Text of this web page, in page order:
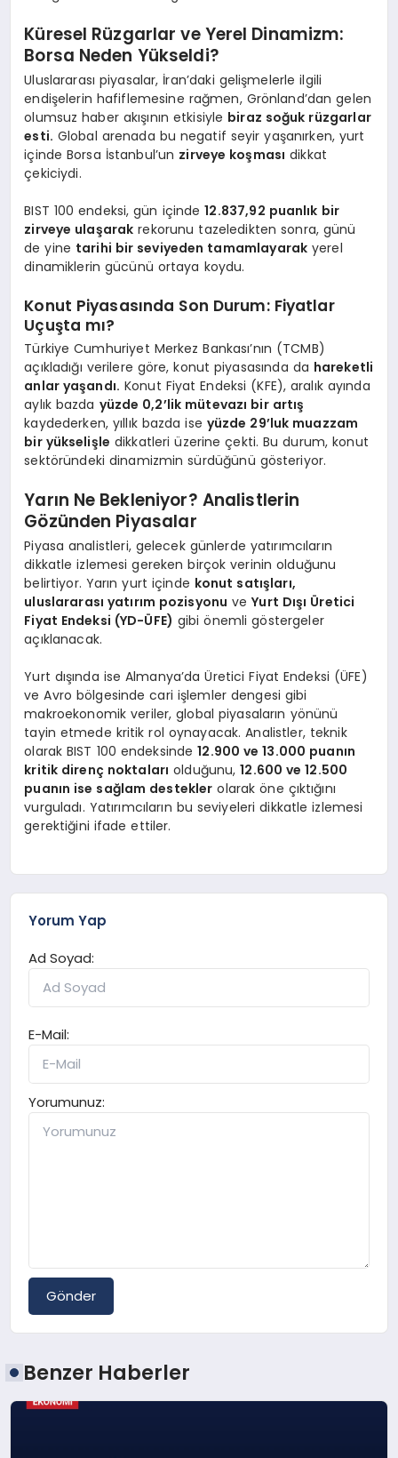
Küresel Rüzgarlar ve Yerel Dinamizm:
Borsa Neden Yükseldi?
Uluslararası piyasalar, İran’daki gelişmelerle ilgili
endişelerin hafiflemesine rağmen, Grönland’dan gelen
olumsuz haber akışının etkisiyle biraz soğuk rüzgarlar
esti. Global arenada bu negatif seyir yaşanırken, yurt
içinde Borsa İstanbul’un zirveye koşması dikkat
çekiciydi.
BIST 100 endeksi, gün içinde12.837,92 puanlık bir
zirveye ulaşarak rekorunu tazeledikten sonra, günü
de yine tarihi bir seviyeden tamamlayarak yerel
dinamiklerin gücünü ortaya koydu.
Konut Piyasasında Son Durum: Fiyatlar
Uçuşta mı?
Türkiye Cumhuriyet Merkez Bankası’nın (TCMB)
açıkladığı verilere göre, konut piyasasında da hareketli
anlar yaşandı. Konut Fiyat Endeksi (KFE), aralık ayında
aylık bazda yüzde 0,2’lik mütevazı bir artış
kaydederken, yıllık bazda ise yüzde 29’luk muazzam
bir yükselişle dikkatleri üzerine çekti. Bu durum, konut
sektöründeki dinamizmin sürdüğünü gösteriyor.
Yarın Ne Bekleniyor? Analistlerin
Gözünden Piyasalar
Piyasa analistleri, gelecek günlerde yatırımcıların
dikkatle izlemesi gereken birçok verinin olduğunu
belirtiyor. Yarın yurt içinde konut satışları,
uluslararası yatırım pozisyonu veYurt Dışı Üretici
Fiyat Endeksi (YD-ÜFE) gibi önemli göstergeler
açıklanacak.
Yurt dışında ise Almanya’da Üretici Fiyat Endeksi (ÜFE)
ve Avro bölgesinde cari işlemler dengesi gibi
makroekonomik veriler, global piyasaların yönünü
tayin etmede kritik rol oynayacak. Analistler, teknik
olarak BIST 100 endeksinde12.900 ve 13.000 puanın
kritik direnç noktaları olduğunu,12.600 ve 12.500
puanın ise sağlam destekler olarak öne çıktığını
vurguladı. Yatırımcıların bu seviyeleri dikkatle izlemesi
gerektiğini ifade ettiler.
Yorum Yap
Ad Soyad:
E-Mail:
Yorumunuz:
Gönder
Benzer Haberler